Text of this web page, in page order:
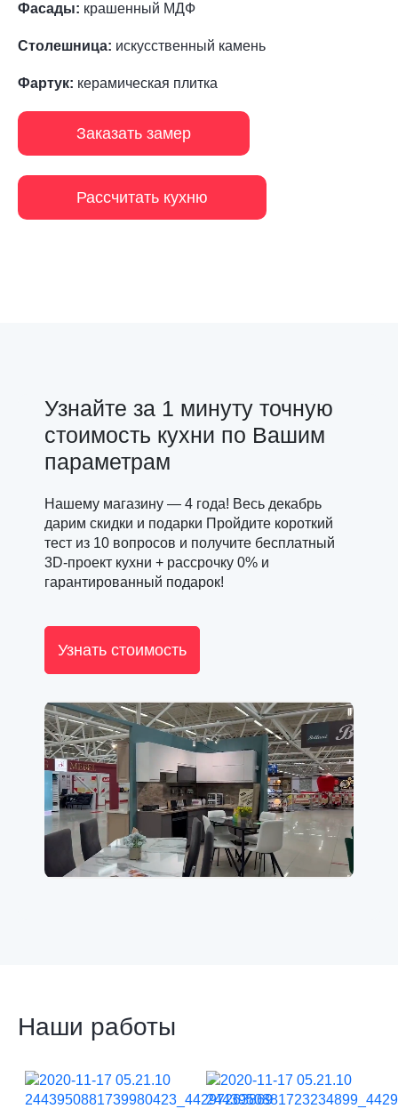
Фасады: крашенный МДФ
Столешница: искусственный камень
Фартук: керамическая плитка
Заказать замер
Рассчитать кухню
Узнайте за 1 минуту точную
стоимость кухни по Вашим
параметрам
Нашему магазину — 4 года! Весь декабрь
дарим скидки и подарки Пройдите короткий
тест из 10 вопросов и получите бесплатный
3D-проект кухни + рассрочку 0% и
гарантированный подарок!
Узнать стоимость
Наши работы